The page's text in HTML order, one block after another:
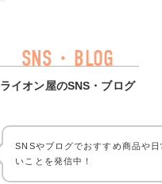
SNS・BLOG
ライオン屋のSNS・ブログ
SNSやブログでおすすめ商品や日
いことを発信中！